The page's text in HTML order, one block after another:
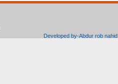
Developed by-Abdur rob nahid